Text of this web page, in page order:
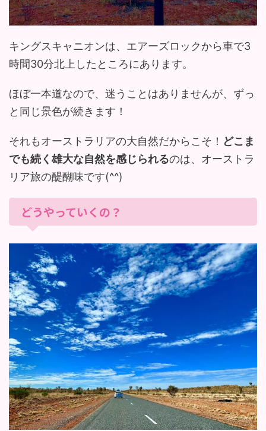
キングスキャニオンは、エアーズロックから車で3
時間30分北上したところにあります。
ほぼ一本道なので、迷うことはありませんが、ずっ
と同じ景色が続きます！
それもオーストラリアの大自然だからこそ！ どこま
でも続く雄大な自然を感じられるのは、オーストラ
リア旅の醍醐味です(^^)
どうやっていくの？